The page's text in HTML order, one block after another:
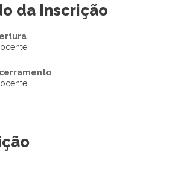
da Inscrição